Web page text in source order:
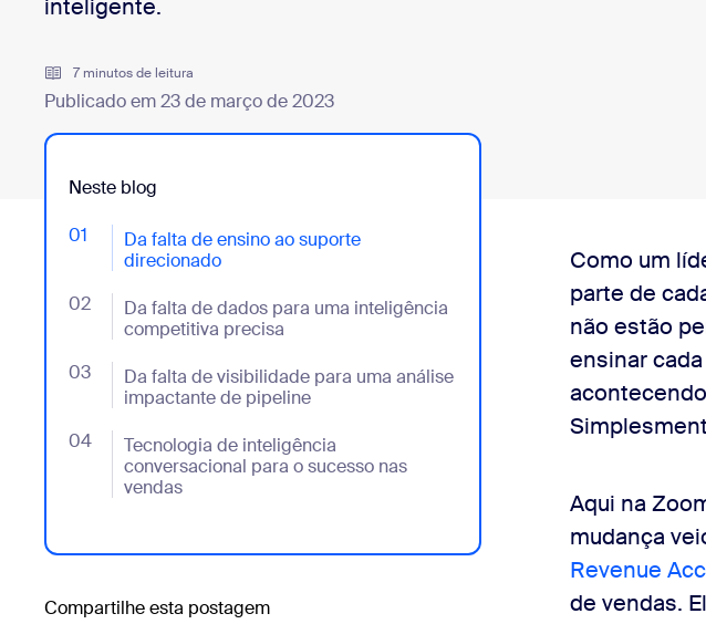
inteligente.
7 minutos de leitura
Publicado em 23 de março de 2023
Neste blog
01
Da falta de ensino ao suporte
direcionado
- Jumplink to Da falta de ensino ao suporte direcionado
02
Da falta de dados para uma inteligência
competitiva precisa
- Jumplink to Da falta de dados para uma inteligência competitiva precisa
03
Da falta de visibilidade para uma análise
impactante de pipeline
- Jumplink to Da falta de visibilidade para uma análise impactante de pipeline
04
Tecnologia de inteligência
conversacional para o sucesso nas
vendas
- Jumplink to Tecnologia de inteligência conversacional para o sucesso nas
Compartilhe esta postagem
Como um
parte de
não estão
ensinar
Aqui na
mudança
Revenue
de vendas.